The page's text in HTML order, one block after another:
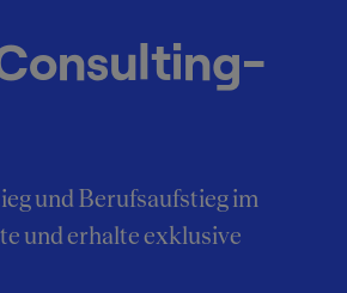
und Berufsaufstieg im
und erhalte exklusive